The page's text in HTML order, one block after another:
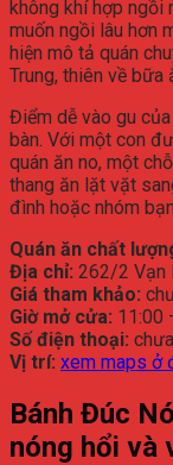
không khí hợp ngồi
muốn ngồi lâu hơn
hiện mô tả quán
Trung, thiên về bữa
Điểm dễ vào gu
bàn. Với một con
quán ăn no, một
thang ăn lặt vặt
đình hoặc nhóm
Quán ăn chất
Địa chỉ: 262/2 Vạn
Giá tham khảo:
Giờ mở cửa: 11:00
Số điện thoại:
Vị trí: xem maps ở
Bánh Đúc
nóng hổi và